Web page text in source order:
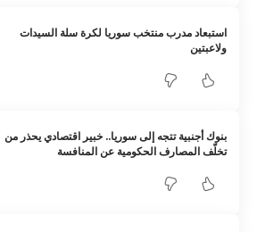
استبعاد مدرب منتخب سوريا لكرة سلة السيدات
ولاعبتين
بنوك أجنبية تتجه إلى سوريا.. خبير اقتصادي يحذر من
تخلّف المصارف الحكومية عن المنافسة